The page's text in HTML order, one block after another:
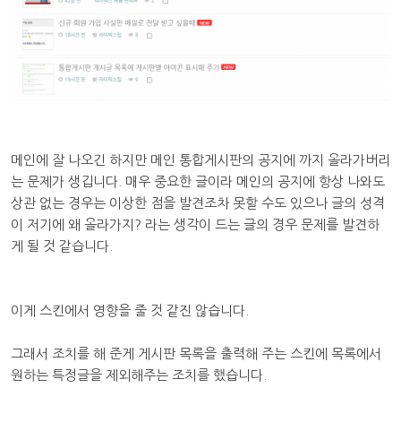
메인에 잘 나오긴 하지만 메인 통합게시판의 공지에 까지 올라가버리
는 문제가 생깁니다. 매우 중요한 글이라 메인의 공지에 항상 나와도
상관 없는 경우는 이상한 점을 발견조차 못할 수도 있으나 글의 성격
이 저기에 왜 올라가지? 라는 생각이 드는 글의 경우 문제를 발견하
게 될 것 같습니다.
이게 스킨에서 영향을 줄 것 같진 않습니다.
그래서 조치를 해 준게 게시판 목록을 출력해 주는 스킨에 목록에서
원하는 특정글을 제외해주는 조치를 했습니다.